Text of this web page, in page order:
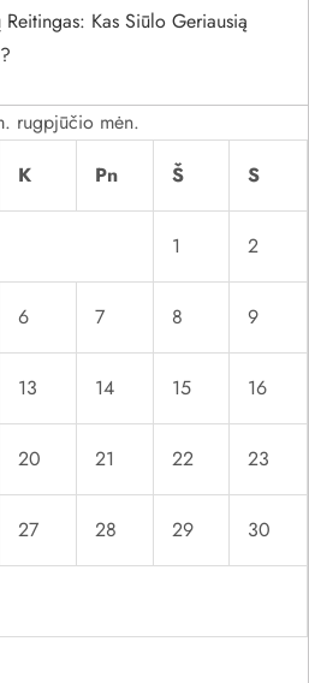
Kas Siūlo Geriausią
rugpjūčio mėn.
K Pn Š S
1 2
6 7 8 9
13 14 15 16
20 21 22 23
27 28 29 30